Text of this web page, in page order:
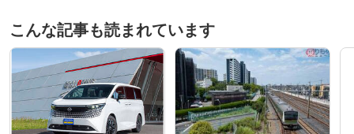
こんな記事も読まれています